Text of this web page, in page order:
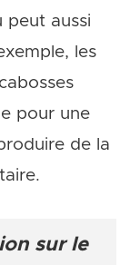
peut aussi
les
pour une
de la
sur le